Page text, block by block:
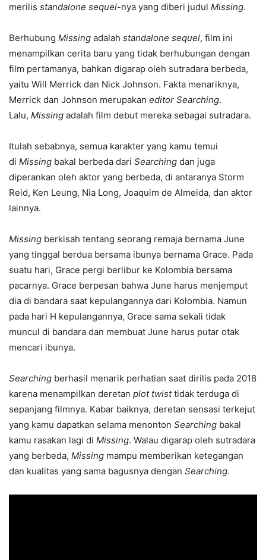
merilis standalone sequel-nya yang diberi judul Missing.
Berhubung Missing adalah standalone sequel, film ini
menampilkan cerita baru yang tidak berhubungan dengan
film pertamanya, bahkan digarap oleh sutradara berbeda,
yaitu Will Merrick dan Nick Johnson. Fakta menariknya,
Merrick dan Johnson merupakan editor Searching.
Lalu, Missing adalah film debut mereka sebagai sutradara.
Itulah sebabnya, semua karakter yang kamu temui
di Missing bakal berbeda dari Searching dan juga
diperankan oleh aktor yang berbeda, di antaranya Storm
Reid, Ken Leung, Nia Long, Joaquim de Almeida, dan aktor
lainnya.
Missing berkisah tentang seorang remaja bernama June
yang tinggal berdua bersama ibunya bernama Grace. Pada
suatu hari, Grace pergi berlibur ke Kolombia bersama
pacarnya. Grace berpesan bahwa June harus menjemput
dia di bandara saat kepulangannya dari Kolombia. Namun
pada hari H kepulangannya, Grace sama sekali tidak
muncul di bandara dan membuat June harus putar otak
mencari ibunya.
Searching berhasil menarik perhatian saat dirilis pada 2018
karena menampilkan deretan plot twisttidak terduga di
sepanjang filmnya. Kabar baiknya, deretan sensasi terkejut
yang kamu dapatkan selama menonton Searching bakal
kamu rasakan lagi di Missing. Walau digarap oleh sutradara
yang berbeda, Missing mampu memberikan ketegangan
dan kualitas yang sama bagusnya dengan Searching.